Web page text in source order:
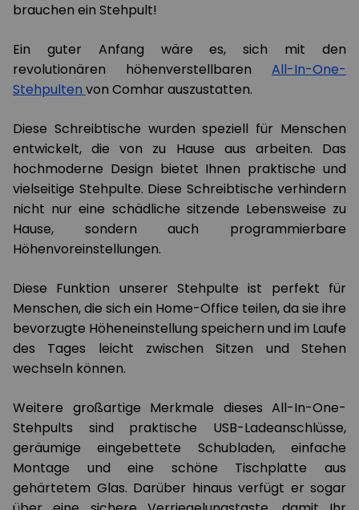
brauchen ein Stehpult!
Ein guter Anfang wäre es, sich mit den
revolutionären höhenverstellbaren All-In-One-
Stehpulten von Comhar auszustatten.
Diese Schreibtische wurden speziell für Menschen
entwickelt, die von zu Hause aus arbeiten. Das
hochmoderne Design bietet Ihnen praktische und
vielseitige Stehpulte. Diese Schreibtische verhindern
nicht nur eine schädliche sitzende Lebensweise zu
Hause, sondern auch programmierbare
Höhenvoreinstellungen.
Diese Funktion unserer Stehpulte ist perfekt für
Menschen, die sich ein Home-Office teilen, da sie ihre
bevorzugte Höheneinstellung speichern und im Laufe
des Tages leicht zwischen Sitzen und Stehen
wechseln können.
Weitere großartige Merkmale dieses All-In-One-
Stehpults sind praktische USB-Ladeanschlüsse,
geräumige eingebettete Schubladen, einfache
Montage und eine schöne Tischplatte aus
gehärtetem Glas. Darüber hinaus verfügt er sogar